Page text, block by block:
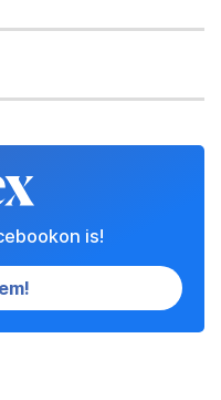
is!